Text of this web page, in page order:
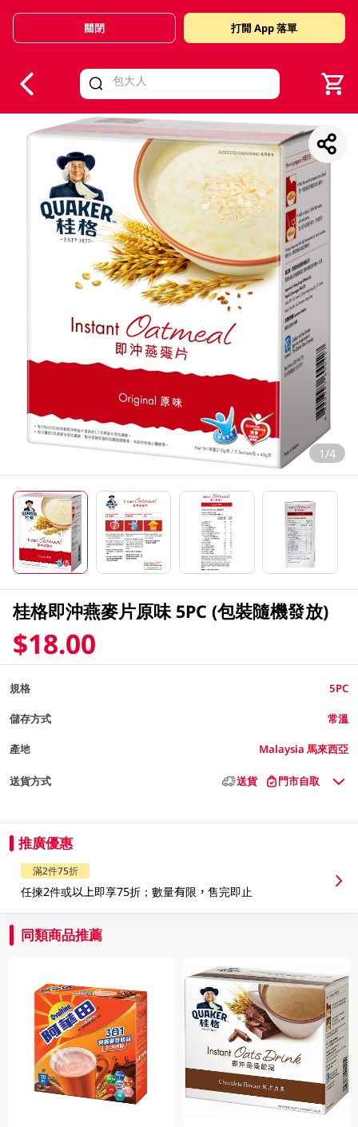
Valid Until 30 June 2026
關閉 打開 App 落單
1/4
桂格即沖燕麥片原味 5PC (包裝隨機發放)
$18.00
規格 5PC
儲存方式 常溫
產地 Malaysia 馬來西亞
送貨方式 送貨 門市自取
推廣優惠
滿2件75折
任揀2件或以上即享75折；數量有限，售完即止
同類商品推薦